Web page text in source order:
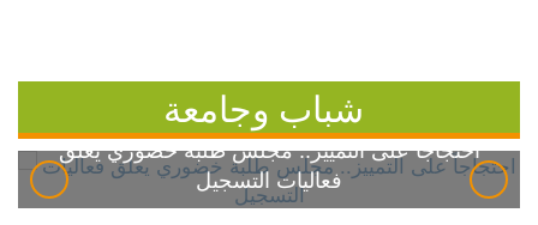
شباب وجامعة
احتجاجاً على التمييز.. مجلس طلبة خضوري يعلق
فعاليات التسجيل